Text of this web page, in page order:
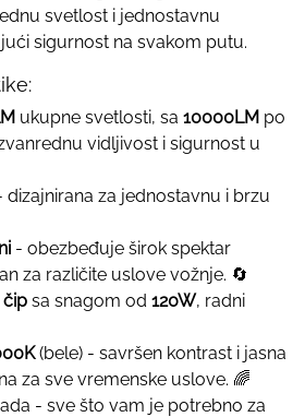
svetlost i jednostavnu
sigurnost na svakom putu.
ukupne svetlosti, sa 10000LM po
vidljivost i sigurnost u
dizajnirana za jednostavnu i brzu
- obezbeđuje širok spektar
za različite uslove vožnje. 🔄
čip sa snagom od 120W, radni
(bele) - savršen kontrast i jasna
za sve vremenske uslove. 🌈
- sve što vam je potrebno za